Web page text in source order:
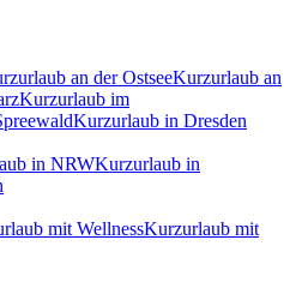
an der OstseeKurzurlaub an
Kurzurlaub im
Kurzurlaub in Dresden
in NRWKurzurlaub in
mit WellnessKurzurlaub mit